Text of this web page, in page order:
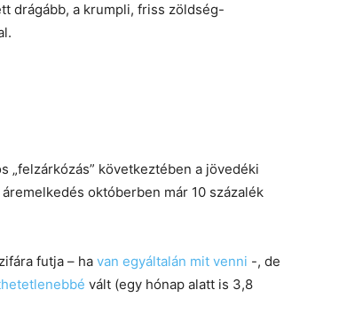
drágább, a krumpli, friss zöldség-
„felzárkózás” következtében a jövedéki
októberben már 10 százalék
futja – ha van egyáltalán mit venni -, de
vált (egy hónap alatt is 3,8